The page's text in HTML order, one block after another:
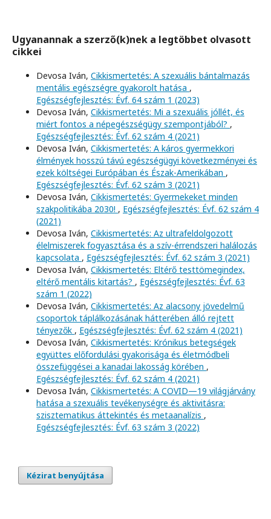
Ugyanannak a szerző(k)nek a legtöbbet olvasott
cikkei
Devosa Iván, Cikkismertetés: A szexuális bántalmazás
mentális egészségre gyakorolt hatása ,
Egészségfejlesztés: Évf. 64 szám 1 (2023)
Devosa Iván, Cikkismertetés: Mi a szexuális jóllét, és
miért fontos a népegészségügy szempontjából? ,
Egészségfejlesztés: Évf. 62 szám 4 (2021)
Devosa Iván, Cikkismertetés: A káros gyermekkori
élmények hosszú távú egészségügyi következményei és
ezek költségei Európában és Észak-Amerikában ,
Egészségfejlesztés: Évf. 62 szám 3 (2021)
Devosa Iván, Cikkismertetés: Gyermekeket minden
szakpolitikába 2030! , Egészségfejlesztés: Évf. 62 szám 4
(2021)
Devosa Iván, Cikkismertetés: Az ultrafeldolgozott
élelmiszerek fogyasztása és a szív-érrendszeri halálozás
kapcsolata , Egészségfejlesztés: Évf. 62 szám 3 (2021)
Devosa Iván, Cikkismertetés: Eltérő testtömegindex,
eltérő mentális kitartás? , Egészségfejlesztés: Évf. 63
szám 1 (2022)
Devosa Iván, Cikkismertetés: Az alacsony jövedelmű
csoportok táplálkozásának hátterében álló rejtett
tényezők , Egészségfejlesztés: Évf. 62 szám 4 (2021)
Devosa Iván, Cikkismertetés: Krónikus betegségek
együttes előfordulási gyakorisága és életmódbeli
összefüggései a kanadai lakosság körében ,
Egészségfejlesztés: Évf. 62 szám 4 (2021)
Devosa Iván, Cikkismertetés: A COVID—19 világjárvány
hatása a szexuális tevékenységre és aktivitásra:
szisztematikus áttekintés és metaanalízis ,
Egészségfejlesztés: Évf. 63 szám 3 (2022)
Kézirat benyújtása